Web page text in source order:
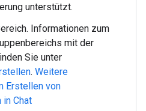
unterstützt.
Informationen zum
mit der
Sie unter
. Weitere
Erstellen von
in Chat